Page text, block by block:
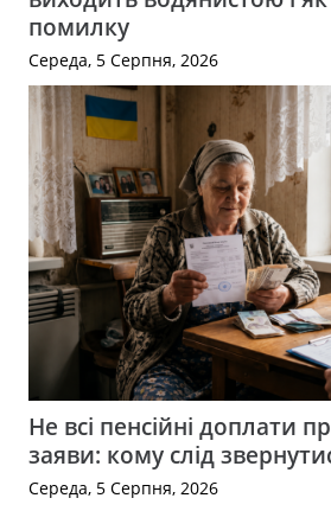
помилку
Середа, 5 Серпня, 2026
Не всі пенсійні доплати
заяви: кому слід
Середа, 5 Серпня, 2026